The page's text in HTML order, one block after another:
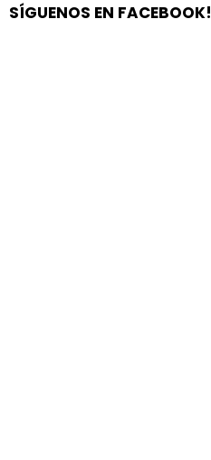
SÍGUENOS EN FACEBOOK!